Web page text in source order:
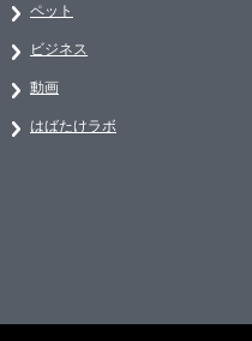
ペット
ビジネス
動画
はばたけラボ